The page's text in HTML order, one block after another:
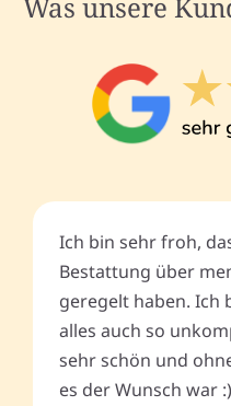
Was unsere
Ich bin sehr froh,
Bestattung über
geregelt haben. Ich
alles auch so
sehr schön und
es der Wunsch war